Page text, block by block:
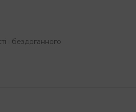
і бездоганного